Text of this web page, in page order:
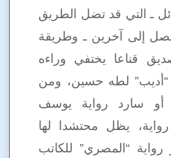
ـ التي قد تضل الطريق
إلى آخرين ـ وطريقة
قناعا يختفي وراءه
“أديب” لطه حسين، ومن
سارد رواية يوسف
رواية، يظل محتشدا لها
“المصري” للكاتب